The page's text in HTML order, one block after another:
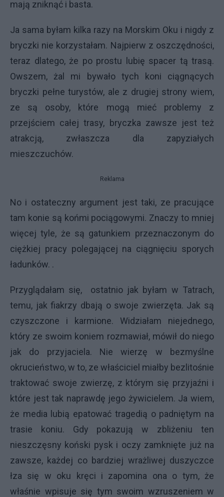
mają zniknąć i basta.
Ja sama byłam kilka razy na Morskim Oku i nigdy z
bryczki nie korzystałam. Najpierw z oszczędności,
teraz dlatego, że po prostu lubię spacer tą trasą.
Owszem, żal mi bywało tych koni ciągnących
bryczki pełne turystów, ale z drugiej strony wiem,
ze są osoby, które mogą mieć problemy z
przejściem całej trasy, bryczka zawsze jest też
atrakcją, zwłaszcza dla zapyziałych
mieszczuchów.
Reklama
No i ostateczny argument jest taki, ze pracujące
tam konie są końmi pociągowymi. Znaczy to mniej
więcej tyle, że są gatunkiem przeznaczonym do
ciężkiej pracy polegającej na ciągnięciu sporych
ładunków. .
Przyglądałam się, ostatnio jak byłam w Tatrach,
temu, jak fiakrzy dbają o swoje zwierzęta. Jak są
czyszczone i karmione. Widziałam niejednego,
który ze swoim koniem rozmawiał, mówił do niego
jak do przyjaciela. Nie wierzę w bezmyślne
okrucieństwo, w to, ze właściciel miałby bezlitośnie
traktować swoje zwierzę, z którym się przyjaźni i
które jest tak naprawdę jego żywicielem. Ja wiem,
że media lubią epatować tragedią o padniętym na
trasie koniu. Gdy pokazują w zbliżeniu ten
nieszczęsny koński pysk i oczy zamknięte już na
zawsze, każdej co bardziej wrażliwej duszyczce
łza się w oku kręci i zapomina ona o tym, że
właśnie wpisuje się tym swoim wzruszeniem w